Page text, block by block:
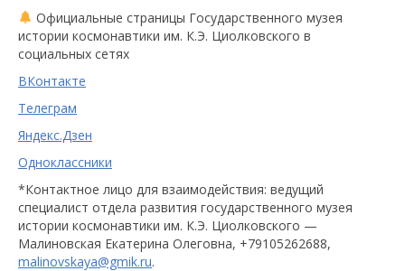
Официальные страницы Государственного музея
истории космонавтики им. К.Э. Циолковского в
социальных сетях
ВКонтакте
Телеграм
Яндекс.Дзен
Одноклассники
*Контактное лицо для взаимодействия: ведущий
специалист отдела развития государственного музея
истории космонавтики им. К.Э. Циолковского —
Малиновская Екатерина Олеговна, +79105262688,
malinovskaya@gmik.ru.